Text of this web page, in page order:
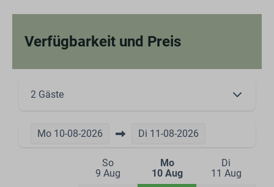
Verfügbarkeit und Preis
2 Gäste
Mo 10-08-2026 Di 11-08-2026
So
9 Aug
Mo
10 Aug
Di
11 Aug